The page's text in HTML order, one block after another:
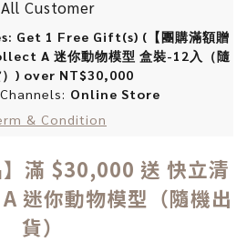
All Customer
Get 1 Free Gift(s) (【團購滿額贈
A 迷你動物模型 盒裝-12入（隨
）) over NT$30,000
Online Store
& Condition
】滿 $30,000 送 快立清
迷你動物模型（隨機出
貨）